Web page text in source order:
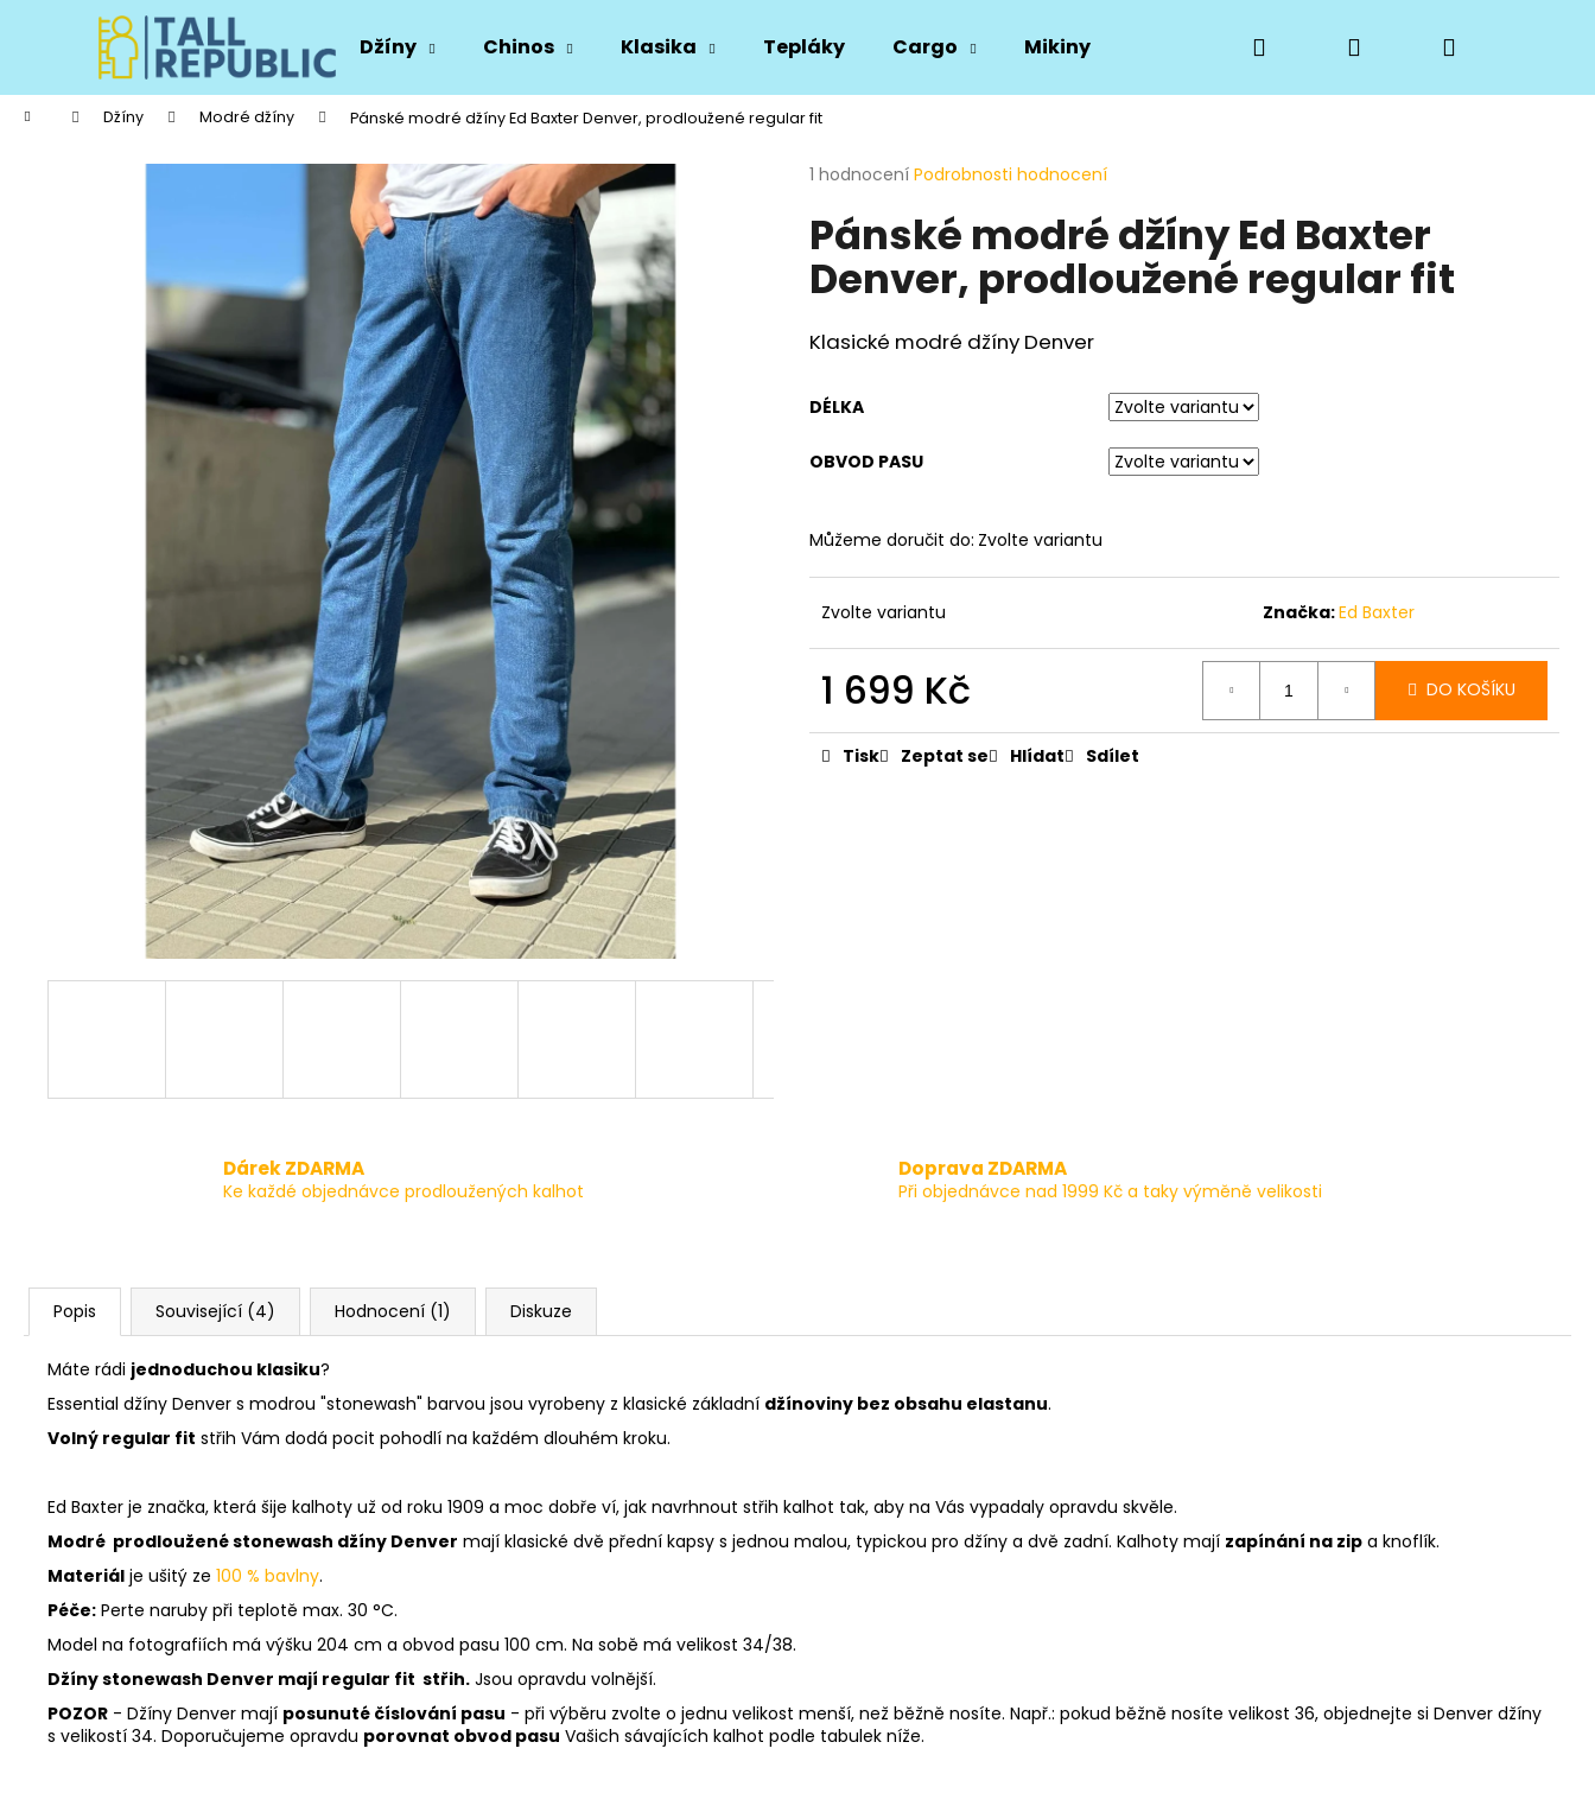
Džíny Chinos Klasika Tepláky Cargo Mikiny Hodnocení obchodu Moje objednávka
Hledat PřihlášeníNákupní
Domů Džíny Modré džíny Pánské modré džíny Ed Baxter Denver, prodloužené regular fit
Průměrné
produktu
je
5,0
hvězdiček.
1 hodnocení Podrobnosti hodnocení
Pánské modré džíny Ed Baxter
Denver, prodloužené regular fit
Klasické modré džíny Denver
DÉLKA
OBVOD PASU
Můžeme doručit do: Zvolte variantu
Zvolte variantu Značka:Ed Baxter
1 699 Kč
cena:
DO KOŠÍKU
Tisk Zeptat se Hlídat Sdílet
Dárek ZDARMA
Ke každé objednávce prodloužených kalhot
Doprava ZDARMA
Při objednávce nad 1999 Kč a taky výměně velikosti
Popis Související (4) Hodnocení (1) Diskuze
Máte rádi jednoduchou klasiku?
Essential džíny Denver s modrou "stonewash" barvou jsou vyrobeny z klasické základní džínoviny bez obsahu elastanu.
Volný regular fit střih Vám dodá pocit pohodlí na každém dlouhém kroku.
Ed Baxter je značka, která šije kalhoty už od roku 1909 a moc dobře ví, jak navrhnout střih kalhot tak, aby na Vás vypadaly opravdu skvěle.
Modré prodloužené stonewash džíny Denver mají klasické dvě přední kapsy s jednou malou, typickou pro džíny a dvě zadní. Kalhoty mají zapínání na zip a knoflík.
Materiál je ušitý ze 100 % bavlny.
Péče: Perte naruby při teplotě max. 30 °C.
Model na fotografiích má výšku 204 cm a obvod pasu 100 cm. Na sobě má velikost 34/38.
Džíny stonewash Denver mají regular fit střih. Jsou opravdu volnější.
POZOR - Džíny Denver mají posunuté číslování pasu - při výběru zvolte o jednu velikost menší, než běžně nosíte. Např.: pokud běžně nosíte velikost 36, objednejte si Denver džíny
s velikostí 34. Doporučujeme opravdu porovnat obvod pasu Vašich sávajících kalhot podle tabulek níže.
í
Zpět
do
obchodu
Zpět
do
obchodu
Co potřebujete najít?
HLEDAT
Doporučujeme
PÁNSKÉ ČERNÉ DŽÍNY AERONAUTIC
BALDWIN, PRODLOUŽENÉ
PÁNSKÁ ČERNÁ MIKINA S KAPUCÍ
TALLREPUBLIC LONGBRO, PRODLOUŽENÁ
1 799 Kč
PÁNSKÉ TMAVĚ MODRÉ DŽÍNY BRAX